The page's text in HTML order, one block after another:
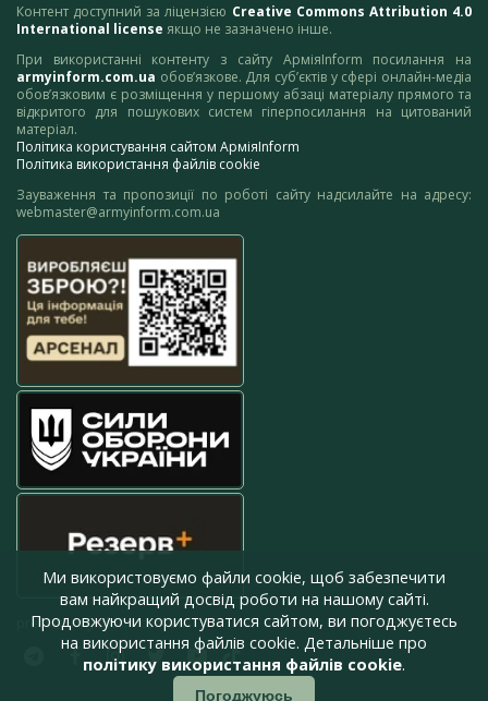
Контент доступний за ліцензією Creative Commons Attribution 4.0
International license якщо не зазначено інше.
При використанні контенту з сайту АрміяInform посилання на
armyinform.com.ua обов’язкове. Для суб’єктів у сфері онлайн-медіа
обов’язковим є розміщення у першому абзаці матеріалу прямого та
відкритого для пошукових систем гіперпосилання на цитований
матеріал.
Політика користування сайтом АрміяInform
Політика використання файлів cookie
Зауваження та пропозиції по роботі сайту надсилайте на адресу:
webmaster@armyinform.com.ua
press@armyinform.com.ua
Ми використовуємо файли cookie, щоб забезпечити
вам найкращий досвід роботи на нашому сайті.
Продовжуючи користуватися сайтом, ви погоджуєтесь
на використання файлів cookie. Детальніше про
політику використання файлів cookie.
Погоджуюсь